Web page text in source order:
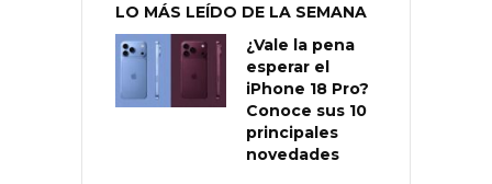
LO MÁS LEÍDO DE LA SEMANA
¿Vale la pena
esperar el
iPhone 18 Pro?
Conoce sus 10
principales
novedades